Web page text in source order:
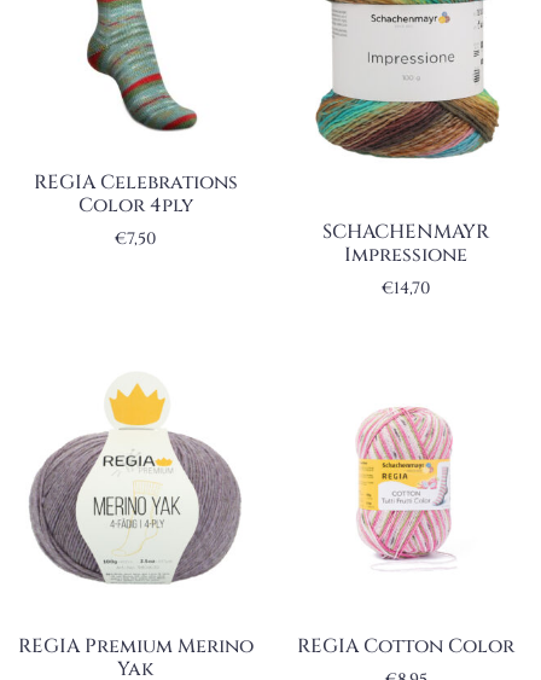
REGIA Celebrations
Color 4ply
€7,50
SCHACHENMAYR
Impressione
€14,70
REGIA Premium Merino
Yak
REGIA Cotton Color